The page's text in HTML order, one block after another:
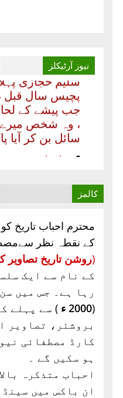
نیوز آرٹیکلز
اللہ کا تحریر
سلیم حجازی
پچیس سال قبل ،
جب پیشے کے
، وہ شخص میرے
سائل بن کر آیا
‏اداریہ۔
کرن. محمد
مصطفائی
مصطفائی
لے کر ۔۔۔
جناب سعید
ڈویژنل صدر
تحریک ساہیوال
انجمن طلباء
موجودہ مرکزی
مبارکباد کی
جنہوں نے حیی
کالمز
محترم احباب تاریخ
کے نقطہ نظر
(روشن تاریخ تصاویر
کے نام سے ایک
رہا ہے۔ جس میں
(2000 ء
) سے پہلے
بروشئر، تصاویر
کارڈ مصطفائی
ہو سکیں گے ۔
احباب متذکرہ
ان باکس میں